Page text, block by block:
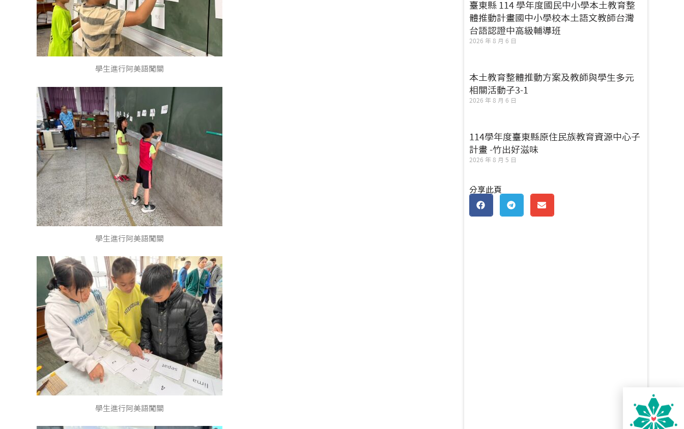
學生進行阿美語闖關
學生進行阿美語闖關
學生進行阿美語闖關
臺東縣 114 學年度國民中小學本土教育整
體推動計畫國中小學校本土語文教師台灣
台語認證中高級輔導班
2026 年 8 月 6 日
本土教育整體推動方案及教師與學生多元
相關活動子3-1
2026 年 8 月 6 日
114學年度臺東縣原住民族教育資源中心子
計畫 -竹出好滋味
2026 年 8 月 5 日
分享此頁